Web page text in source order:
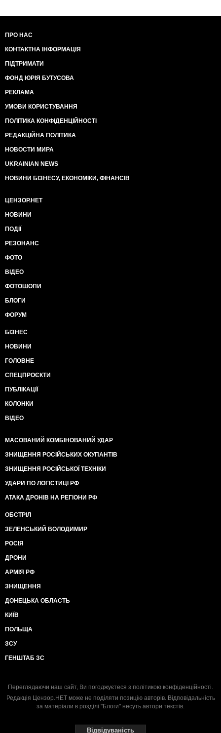
ПРО НАС
КОНТАКТНА ІНФОРМАЦІЯ
ПІДТРИМАТИ
ФОНД ЮРІЯ БУТУСОВА
РЕКЛАМА
УМОВИ КОРИСТУВАННЯ
ПОЛІТИКА КОНФІДЕНЦІЙНОСТІ
РЕДАКЦІЙНА ПОЛІТИКА
НОВОСТИ МИРА
UKRAINIAN NEWS
НОВИНИ БІЗНЕСУ, ЕКОНОМІКИ, ФІНАНСІВ
ЦЕНЗОР.НЕТ
НОВИНИ
ПОДІЇ
РЕЗОНАНС
ФОТО
ВІДЕО
ФОТОШОПИ
БЛОГИ
ФОРУМ
БІЗНЕС
НОВИНИ
ГОЛОВНЕ
СПЕЦПРОЄКТИ
ПУБЛІКАЦІЇ
КОЛОНКИ
ВІДЕО
МАСОВАНИЙ КОМБІНОВАНИЙ УДАР
ЗНИЩЕННЯ РОСІЙСЬКИХ ОКУПАНТІВ
ЗНИЩЕННЯ РОСІЙСЬКОЇ ТЕХНІКИ
УДАРИ ПО ЛОГІСТИЦІ РФ
АТАКА ДРОНІВ НА РЕГІОНИ РФ
ОБСТРІЛ
ЗЕЛЕНСЬКИЙ ВОЛОДИМИР
РОСІЯ
ДРОНИ
АРМІЯ РФ
ЗНИЩЕННЯ
ДОНЕЦЬКА ОБЛАСТЬ
КИЇВ
ПОЛЬЩА
ЗСУ
ГЕНШТАБ ЗС
Переглядаючи наш сайт, Ви погоджуєтеся з політикою конфіденційності.
Редакція Цензор.НЕТ може не поділяти позицію авторів. Відповідальність
за матеріали в розділі "Блоги" несуть автори текстів.
Відвідуваність